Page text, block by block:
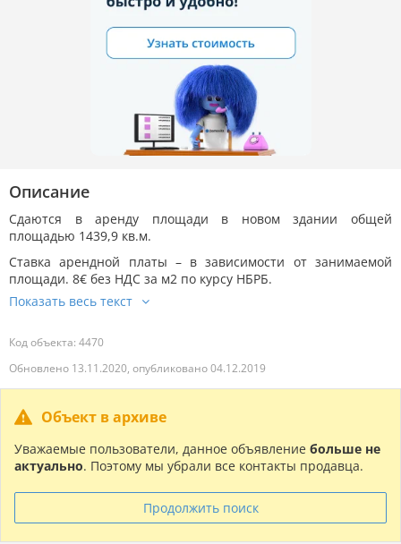
Описание
Сдаются в аренду площади в новом здании общей
площадью 1439,9 кв.м.
Ставка арендной платы – в зависимости от занимаемой
площади. 8€ без НДС за м2 по курсу НБРБ.
Код объекта: 4470
Обновлено 13.11.2020, опубликовано 04.12.2019
Объект в архиве
Уважаемые пользователи, данное объявление больше не
актуально. Поэтому мы убрали все контакты продавца.
Продолжить поиск